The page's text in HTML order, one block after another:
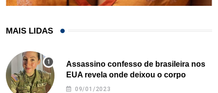
MAIS LIDAS
Assassino confesso de brasileira nos
EUA revela onde deixou o corpo
09/01/2023